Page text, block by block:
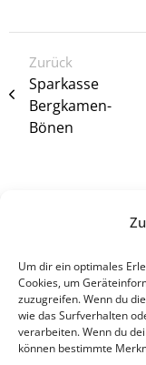
Um dir ein optimales
Cookies, um
zuzugreifen. Wenn du
wie das Surfverhalten
verarbeiten. Wenn du
können bestimmte
Zurück
Sparkasse
Bergkamen-
Bönen
Einrichtung ist nur
Sie auch unsere
Arbeiten.